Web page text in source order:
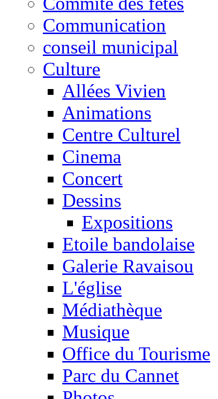
Communication
conseil municipal
Culture
Allées Vivien
Animations
Centre Culturel
Cinema
Concert
Dessins
Expositions
Etoile bandolaise
Galerie Ravaisou
L'église
Médiathèque
Musique
Office du Tourisme
Parc du Cannet